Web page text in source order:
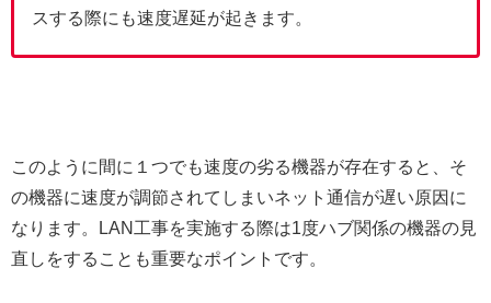
スする際にも速度遅延が起きます。
このように間に１つでも速度の劣る機器が存在すると、そ
の機器に速度が調節されてしまいネット通信が遅い原因に
なります。LAN工事を実施する際は1度ハブ関係の機器の見
直しをすることも重要なポイントです。